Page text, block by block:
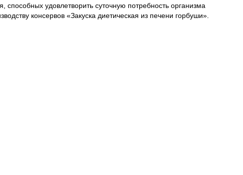
удовлетворить суточную потребность организма
консервов «Закуска диетическая из печени горбуши».